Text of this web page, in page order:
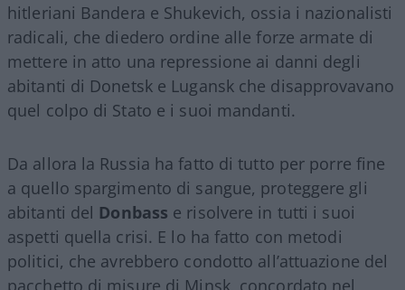
hitleriani Bandera e Shukevich, ossia i nazionalisti
radicali, che diedero ordine alle forze armate di
mettere in atto una repressione ai danni degli
abitanti di Donetsk e Lugansk che disapprovavano
quel colpo di Stato e i suoi mandanti.
Da allora la Russia ha fatto di tutto per porre fine
a quello spargimento di sangue, proteggere gli
abitanti del Donbass e risolvere in tutti i suoi
aspetti quella crisi. E lo ha fatto con metodi
politici, che avrebbero condotto all’attuazione del
pacchetto di misure di Minsk, concordato nel